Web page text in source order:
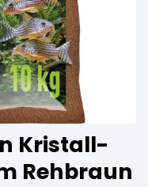
Kristall-
Rehbraun